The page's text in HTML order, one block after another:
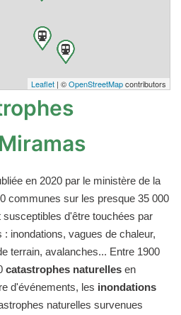
Leaflet | ©OpenStreetMapcontributors
en 2020 par le ministère de la
communes sur les presque 35 000
d'être touchées par
inondations, vagues de chaleur,
terrain, avalanches... Entre 1900
catastrophes naturelles en
d'événements, les inondations
naturelles survenues